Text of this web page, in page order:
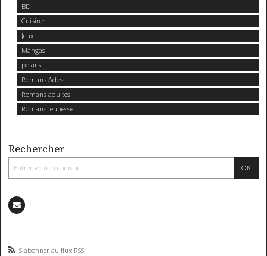
BD
Cuisine
Jeux
Mangas
polars
Romans Ados
Romans adultes
Romans jeunesse
Rechercher
S'abonner au flux RSS